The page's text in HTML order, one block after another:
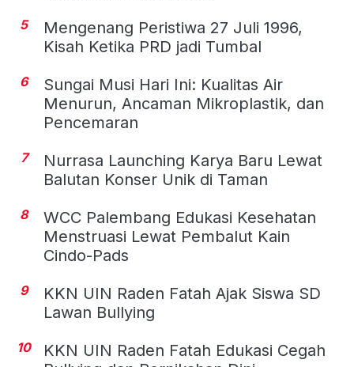
5
Mengenang Peristiwa 27 Juli 1996,
Kisah Ketika PRD jadi Tumbal
6
Sungai Musi Hari Ini: Kualitas Air
Menurun, Ancaman Mikroplastik, dan
Pencemaran
7
Nurrasa Launching Karya Baru Lewat
Balutan Konser Unik di Taman
8
WCC Palembang Edukasi Kesehatan
Menstruasi Lewat Pembalut Kain
Cindo-Pads
9
KKN UIN Raden Fatah Ajak Siswa SD
Lawan Bullying
10
KKN UIN Raden Fatah Edukasi Cegah